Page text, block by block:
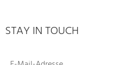
STAY IN TOUCH